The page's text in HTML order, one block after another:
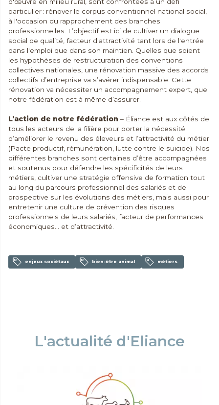
d'œuvre en milieu rural, sont confrontées à un défi
particulier : rénover le corpus conventionnel national social,
à l'occasion du rapprochement des branches
professionnelles. L’objectif est ici de cultiver un dialogue
social de qualité, facteur d'attractivité tant lors de l'entrée
dans l'emploi que dans son maintien. Quelles que soient
les hypothèses de restructuration des conventions
collectives nationales, une rénovation massive des accords
collectifs d’entreprise va s’avérer indispensable. Cette
rénovation va nécessiter un accompagnement expert, que
notre fédération est à même d’assurer.
L’action de notre fédération – Éliance est aux côtés de
tous les acteurs de la filière pour porter la nécessité
d’améliorer le revenu des éleveurs et l’attractivité du métier
(Pacte productif, rémunération, lutte contre le suicide). Nos
différentes branches sont certaines d’être accompagnées
et soutenus pour défendre les spécificités de leurs
métiers, cultiver une stratégie offensive de formation tout
au long du parcours professionnel des salariés et de
prospective sur les évolutions des métiers, mais aussi pour
entretenir une culture de prévention des risques
professionnels de leurs salariés, facteur de performances
économiques… et d’attractivité.
enjeux sociétaux bien-être animal métiers
L'actualité d'Eliance